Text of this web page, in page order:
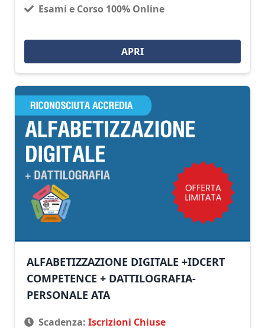
Esami e Corso 100% Online
APRI
ALFABETIZZAZIONE DIGITALE +IDCERT
COMPETENCE + DATTILOGRAFIA-
PERSONALE ATA
Scadenza: Iscrizioni Chiuse